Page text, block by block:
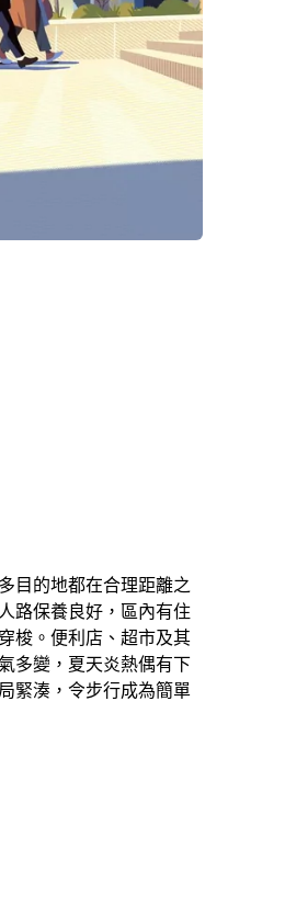
目的地都在合理距離之
路保養良好，區內有住
梭。便利店、超市及其
多變，夏天炎熱偶有下
緊湊，令步行成為簡單